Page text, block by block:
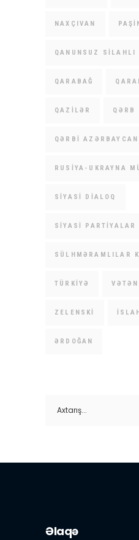
NAXÇIVAN
QANUNSUZ
QARABAĞ
QAZILƏR QƏRB
QƏRBI AZƏRBAYCAN
RUSIYA-UKRAYNA
SIYASI DIALOQ
SIYASI PARTIYALAR
SÜLHMƏRAMLILAR
TÜRKIYƏ
ZELENSKI
ƏRDOĞAN
for:
Əlaqə